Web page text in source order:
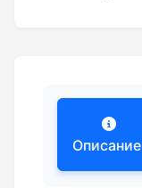
Описание